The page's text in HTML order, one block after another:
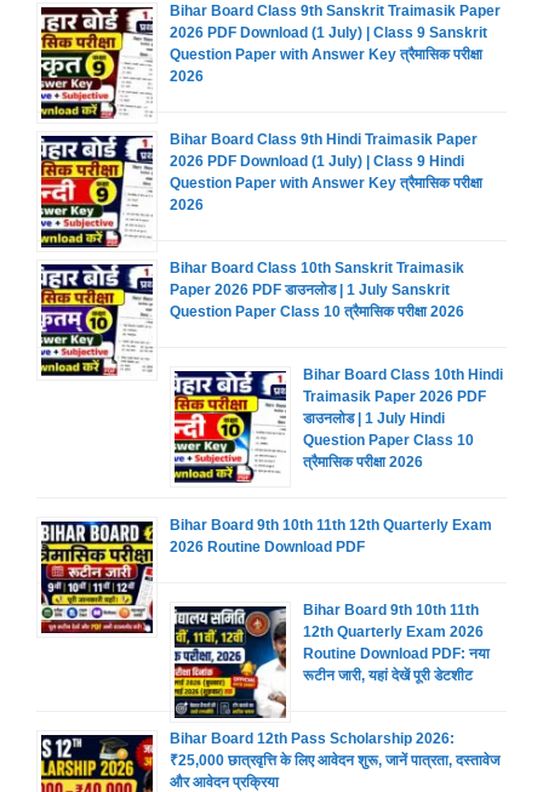
Bihar Board Class 9th Sanskrit Traimasik Paper
2026 PDF Download (1 July) | Class 9 Sanskrit
Question Paper with Answer Key त्रैमासिक परीक्षा
2026
Bihar Board Class 9th Hindi Traimasik Paper
2026 PDF Download (1 July) | Class 9 Hindi
Question Paper with Answer Key त्रैमासिक परीक्षा
2026
Bihar Board Class 10th Sanskrit Traimasik
Paper 2026 PDF डाउनलोड | 1 July Sanskrit
Question Paper Class 10 त्रैमासिक परीक्षा 2026
Bihar Board Class 10th Hindi
Traimasik Paper 2026 PDF
डाउनलोड | 1 July Hindi
Question Paper Class 10
त्रैमासिक परीक्षा 2026
Bihar Board 9th 10th 11th 12th Quarterly Exam
2026 Routine Download PDF
Bihar Board 9th 10th 11th
12th Quarterly Exam 2026
Routine Download PDF: नया
रूटीन जारी, यहां देखें पूरी डेटशीट
Bihar Board 12th Pass Scholarship 2026:
₹25,000 छात्रवृत्ति के लिए आवेदन शुरू, जानें पात्रता, दस्तावेज
और आवेदन प्रक्रिया